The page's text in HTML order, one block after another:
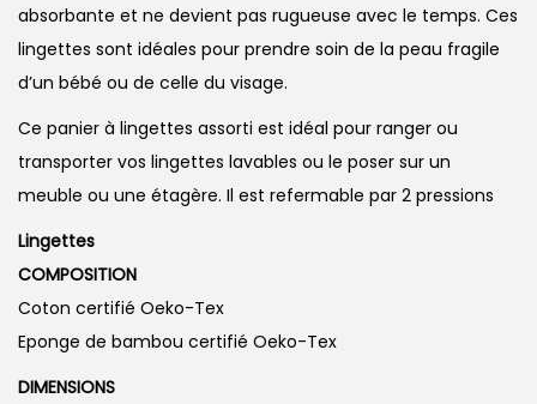
absorbante et ne devient pas rugueuse avec le temps. Ces
lingettes sont idéales pour prendre soin de la peau fragile
d’un bébé ou de celle du visage.
Ce panier à lingettes assorti est idéal pour ranger ou
transporter vos lingettes lavables ou le poser sur un
meuble ou une étagère. Il est refermable par 2 pressions
Lingettes
COMPOSITION
Coton certifié Oeko-Tex
Eponge de bambou certifié Oeko-Tex
DIMENSIONS